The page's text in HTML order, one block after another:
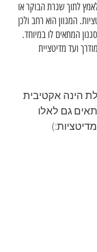
לתוך שגרת הבוקר או
המגוון הוא רחב ולכן
המתאים לו במיוחד.
ועד מדיטציית
הינה אקטיבית
גם לאלו